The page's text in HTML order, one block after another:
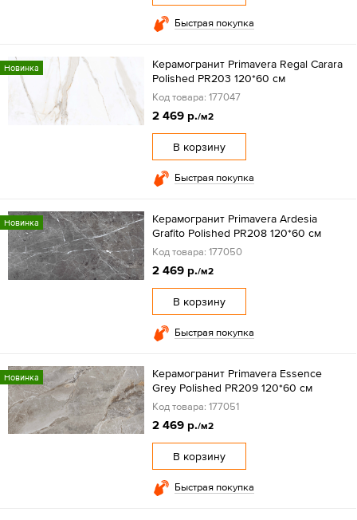
Быстрая покупка
Новинка
Керамогранит Primavera Regal Carara
Polished PR203 120*60 см
Код товара: 177047
2 469 р./м2
В корзину
Быстрая покупка
Новинка
Керамогранит Primavera Ardesia
Grafito Polished PR208 120*60 см
Код товара: 177050
2 469 р./м2
В корзину
Быстрая покупка
Новинка
Керамогранит Primavera Essence
Grey Polished PR209 120*60 см
Код товара: 177051
2 469 р./м2
В корзину
Быстрая покупка